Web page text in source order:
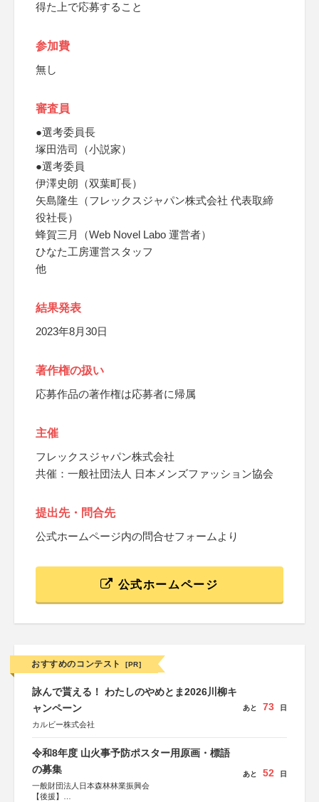
得た上で応募すること
参加費
無し
審査員
●選考委員長
塚田浩司（小説家）
●選考委員
伊澤史朗（双葉町長）
矢島隆生（フレックスジャパン株式会社 代表取締
役社長）
蜂賀三月（Web Novel Labo 運営者）
ひなた工房運営スタッフ
他
結果発表
2023年8月30日
著作権の扱い
応募作品の著作権は応募者に帰属
主催
フレックスジャパン株式会社
共催：一般社団法人 日本メンズファッション協会
提出先・問合先
公式ホームページ内の問合せフォームより
公式ホームページ
おすすめのコンテスト [PR]
詠んで貰える！ わたしのやめとま2026川柳キ
ャンペーン
カルビー株式会社
あと 73 日
令和8年度 山火事予防ポスター用原画・標語
の募集
一般財団法人日本森林林業振興会
【後援】
あと 52 日